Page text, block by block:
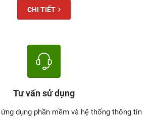
CHI TIẾT
Tư vấn sử dụng
dụng phần mềm và hệ thống thông tin